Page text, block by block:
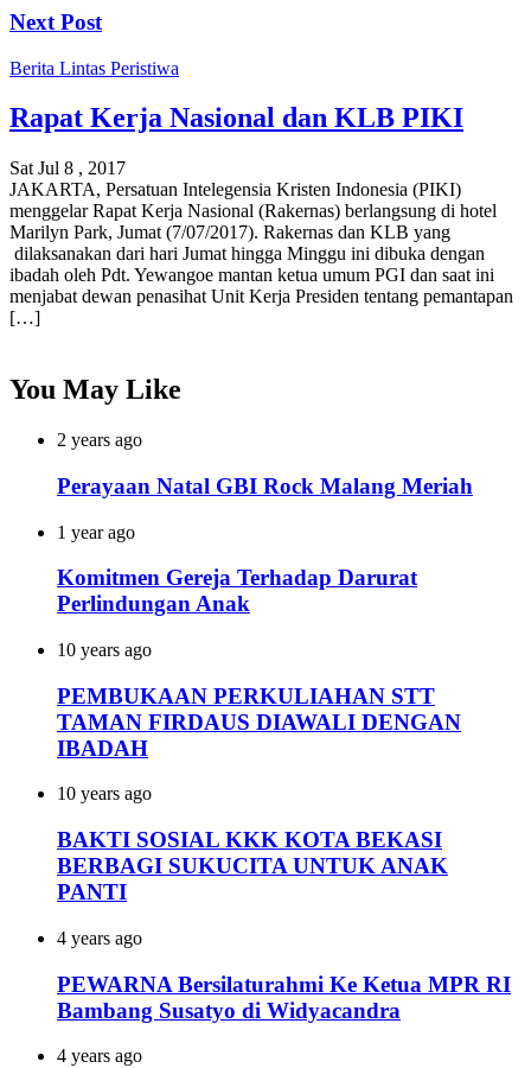
Next Post
Berita Lintas Peristiwa
Rapat Kerja Nasional dan KLB PIKI
Sat Jul 8 , 2017
JAKARTA, Persatuan Intelegensia Kristen Indonesia (PIKI)
menggelar Rapat Kerja Nasional (Rakernas) berlangsung di hotel
Marilyn Park, Jumat (7/07/2017). Rakernas dan KLB yang
dilaksanakan dari hari Jumat hingga Minggu ini dibuka dengan
ibadah oleh Pdt. Yewangoe mantan ketua umum PGI dan saat ini
menjabat dewan penasihat Unit Kerja Presiden tentang pemantapan
[…]
You May Like
2 years ago
Perayaan Natal GBI Rock Malang Meriah
1 year ago
Komitmen Gereja Terhadap Darurat
Perlindungan Anak
10 years ago
PEMBUKAAN PERKULIAHAN STT
TAMAN FIRDAUS DIAWALI DENGAN
IBADAH
10 years ago
BAKTI SOSIAL KKK KOTA BEKASI
BERBAGI SUKUCITA UNTUK ANAK
PANTI
4 years ago
PEWARNA Bersilaturahmi Ke Ketua MPR RI
Bambang Susatyo di Widyacandra
4 years ago